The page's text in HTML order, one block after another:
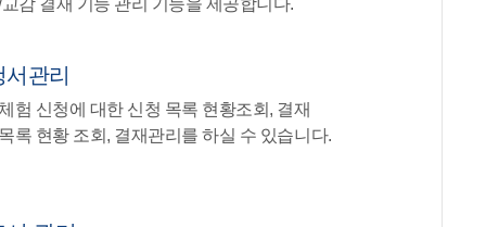
관리
험 신청에 대한 신청 목록 현황조회, 결재
록 현황 조회, 결재관리를 하실 수 있습니다.